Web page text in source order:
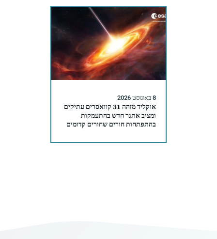
8 באוגוסט 2026
אוקליד מזהה 31 קוואסרים עתיקים
ומציב אתגר חדש בהתעמקות
בהתפתחות חורים שחורים קדומים